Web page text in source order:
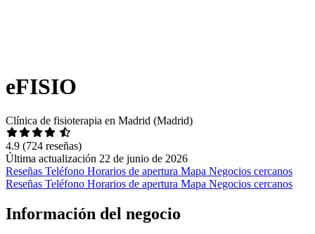
eFISIO
Clínica de fisioterapia en Madrid (Madrid)
4.9 (724 reseñas)
Última actualización 22 de junio de 2026
Reseñas Teléfono Horarios de apertura Mapa Negocios cercanos
Reseñas Teléfono Horarios de apertura Mapa Negocios cercanos
Información del negocio